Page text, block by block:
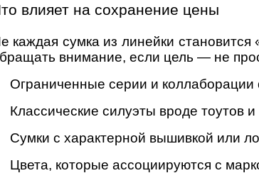
влияет на сохранение цены
каждая сумка из линейки
внимание, если цель — не
Ограниченные серии и
Классические силуэты вроде тоутов
Сумки с характерной вышивкой или
Цвета, которые ассоциируются с